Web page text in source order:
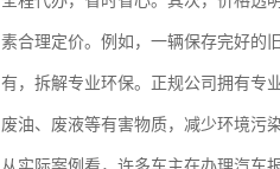
素合理定价。例如，一辆保存完好的
有，拆解专业环保。正规公司拥有专
废油、废液等有害物质，减少环境污